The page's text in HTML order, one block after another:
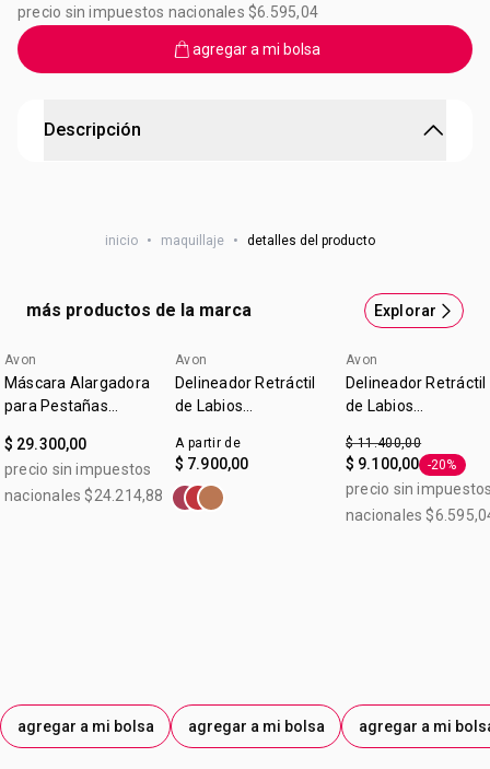
precio sin impuestos nacionales $6.595,04
agregar a mi bolsa
Descripción
Delineador para Labios Retráctil 0,28g. Acabado mate.
uso? Para dar un efecto de mayor volumen delinee el
contorno de los labios por afuera de la línea natural y si
contorno de los labios un poco más adentro de la línea
natural.
inicio • maquillaje • detalles del producto
más productos de la marca Explorar
Avon
Máscara Alargadora
para Pestañas
$ 29.300,00
precio sin impuestos
nacionales $24.214,88
agregar a mi bolsa
Avon
Delineador Retráctil
de Labios
Color Malva
A partir de
$ 7.900,00
agregar a mi bolsa
Avon
Delineador Retráctil
de Labios
Color Malva 0,28 g
$ 11.400,00
$ 9.100,00 Etiqueta -
-20%
precio sin
nacionales
agregar a mi